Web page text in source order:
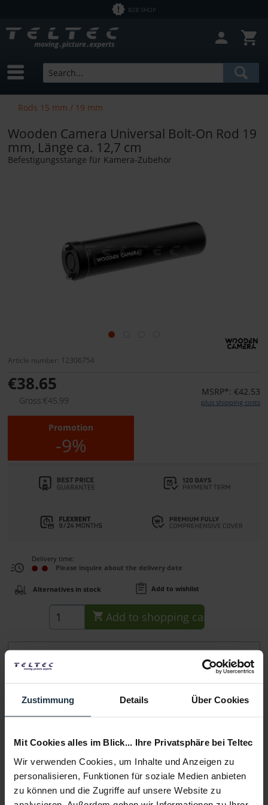
Zustimmung Details Über Cookies
Mit Cookies alles im Blick... Ihre Privatsphäre bei Teltec
Wir verwenden Cookies, um Inhalte und Anzeigen zu
personalisieren, Funktionen für soziale Medien anbieten
zu können und die Zugriffe auf unsere Website zu
B2B SHOP
Rods 15 mm / 19 mm
Wooden Camera Universal Bolt-On Rod 19
mm, Länge ca. 12,7 cm
Befestigungsstange für Kamera-Zubehör
Article number: 12306754
€38.65
Gross:€45.99
MSRP*: €42.53
plus shipping costs
Promotion
-9%
Delivery time:
Please inquire about the delivery date
Alternatives in stock Add to wishlist
Add to shopping cart
Der Wooden Camera Bolt-On Rod ist eine Stange zur
Consultation
Manufacturer & Product Safety Information